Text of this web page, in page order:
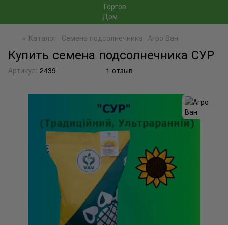
⭐ Каталог Семена подсолнечника Агро Ван
Купить семена подсолнечника СУР
Артикул: 2439 1 отзыв